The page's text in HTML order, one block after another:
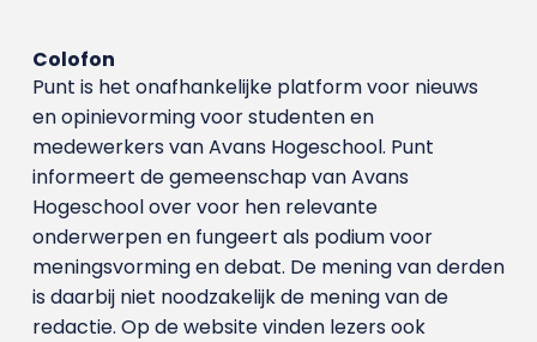
Colofon
Punt is het onafhankelijke platform voor nieuws
en opinievorming voor studenten en
medewerkers van Avans Hoge­school. Punt
informeert de gemeenschap van Avans
Hogeschool over voor hen relevante
onderwerpen en fungeert als podium voor
meningsvorming en debat. De mening van derden
is daarbij niet noodzakelijk de mening van de
redactie. Op de website vinden lezers ook